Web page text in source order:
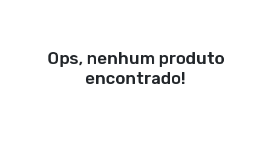
Ops, nenhum produto
encontrado!